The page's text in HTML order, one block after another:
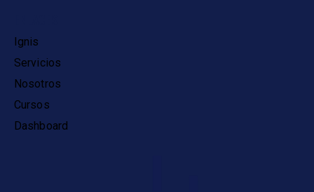
Ignis
Servicios
Nosotros
Cursos
Dashboard